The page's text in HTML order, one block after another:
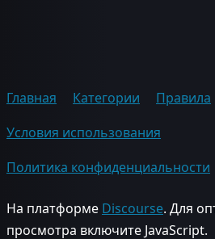
Главная Категории
Правила
Условия использования
Политика конфиденциальности
На платформе Discourse. Для
просмотра включите JavaScript.